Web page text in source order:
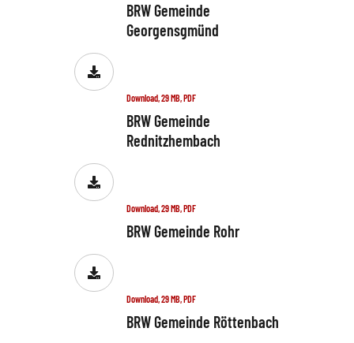
BRW Gemeinde
Georgensgmünd
Download, 29 MB, PDF
BRW Gemeinde
Rednitzhembach
Download, 29 MB, PDF
BRW Gemeinde Rohr
Download, 29 MB, PDF
BRW Gemeinde Röttenbach